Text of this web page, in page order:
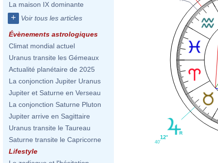
La maison IX dominante
+ Voir tous les articles
Évènements astrologiques
Climat mondial actuel
Uranus transite les Gémeaux
Actualité planétaire de 2025
La conjonction Jupiter Uranus
Jupiter et Saturne en Verseau
La conjonction Saturne Pluton
Jupiter arrive en Sagittaire
Uranus transite le Taureau
Saturne transite le Capricorne
Lifestyle
12°
40'